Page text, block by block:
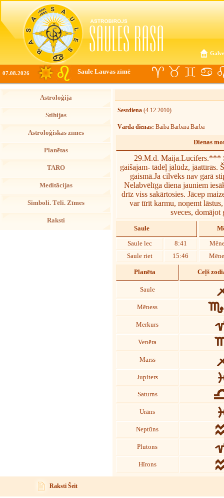
07.08.2026 Saule Lauvas zīmē
Astroloģija
Stihijas
Astroloģiskās zīmes
Planētas
TARO
Meditācijas
Simboli. Tēli. Zīmes
Raksti
Sestdiena (4.12.2010)
Vārda dienas: Baiba Barbara Barba
Dienas
29.M.d. Maija.Lucifers.***
gaišajam- tādēļ jālūdz, jāattīrās.
gaismā.Ja cilvēks nav garā
Nelabvēlīga diena jauniem
drīz viss sakārtosies. Jācep
var tīrīt karmu, noņemt
sveces, domājot
Saule
Saule lec
8:41
Saule riet
15:46
Planēta Ceļš
Saule
Mēness
Merkurs
Venēra
Marss
Jupiters
Saturns
Urāns
Neptūns
Plutons
Hīrons
Raksti Šeit